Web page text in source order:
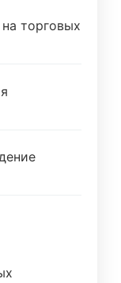
торговых